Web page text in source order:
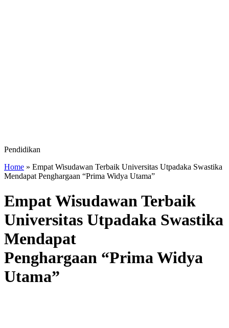
Pendidikan
Home » Empat Wisudawan Terbaik Universitas Utpadaka Swastika
Mendapat Penghargaan “Prima Widya Utama”
Empat Wisudawan Terbaik
Universitas Utpadaka Swastika
Mendapat
Penghargaan “Prima Widya
Utama”